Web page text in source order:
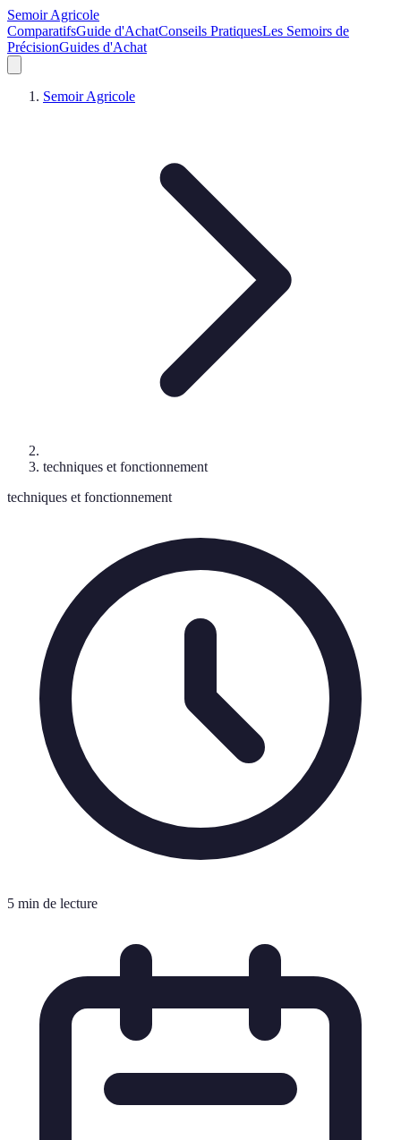
Semoir Agricole
ComparatifsGuide d'AchatConseils PratiquesLes Semoirs de
PrécisionGuides d'Achat
Semoir Agricole
techniques et fonctionnement
techniques et fonctionnement
5 min de lecture